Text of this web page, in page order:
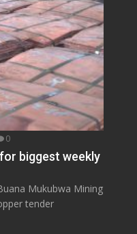
0
biggest weekly
Mukubwa Mining
tender